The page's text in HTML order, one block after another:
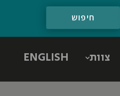
צוות ENGLISH